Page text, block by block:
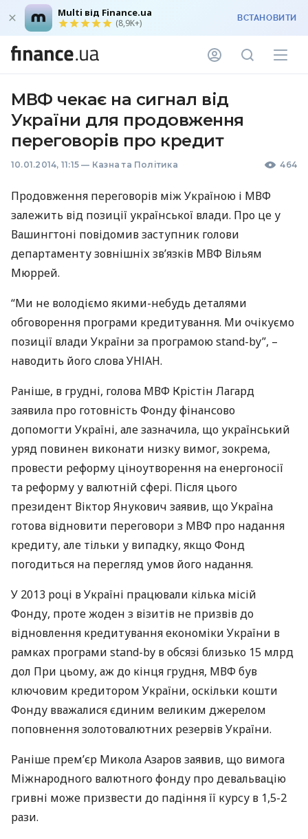
Multi від Finance.ua
(8,9K+) ВСТАНОВИТИ
МВФ чекає на сигнал від
України для продовження
переговорів про кредит
10.01.2014, 11:15 — Казна та Політика 464
Продовження переговорів між Україною і МВФ
залежить від позиції української влади. Про це у
Вашингтоні повідомив заступник голови
департаменту зовнішніх зв’язків МВФ Вільям
Мюррей.
“Ми не володіємо якими-небудь деталями
обговорення програми кредитування. Ми очікуємо
позиції влади України за програмою stand-by”, –
наводить його словаУНІАН.
Раніше, в грудні, голова МВФ Крістін Лагард
заявила про готовність Фонду фінансово
допомогти Україні, але зазначила, що український
уряд повинен виконати низку вимог, зокрема,
провести реформу ціноутворення на енергоносії
та реформу у валютній сфері. Після цього
президент Віктор Янукович заявив, що Україна
готова відновити переговори з МВФ про надання
кредиту, але тільки у випадку, якщо Фонд
погодиться на перегляд умов його надання.
У 2013 році в Україні працювали кілька місій
Фонду, проте жоден з візитів не призвів до
відновлення кредитування економіки України в
рамках програми stand-by в обсязі близько 15 млрд
дол При цьому, аж до кінця грудня, МВФбув
ключовим кредитором України, оскільки кошти
Фонду вважалися єдиним великим джерелом
поповнення золотовалютних резервів України.
Раніше прем’єр Микола Азаров заявив, що вимога
Міжнародного валютного фонду про девальвацію
гривні може призвести до падіння її курсу в 1,5-2
рази.